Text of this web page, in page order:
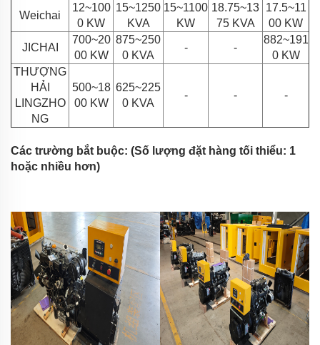
Weichai
12~100
0 KW
15~1250
KVA
15~1100
KW
18.75~13
75 KVA
17.5~11
00 KW
JICHAI
700~20
00 KW
875~250
0 KVA
- -
882~191
0 KW
THƯỢNG
HẢI
LINGZHO
NG
500~18
00 KW
625~225
0 KVA
- - -
Các trường bắt buộc: (Số lượng đặt hàng tối thiểu: 1
hoặc nhiều hơn)